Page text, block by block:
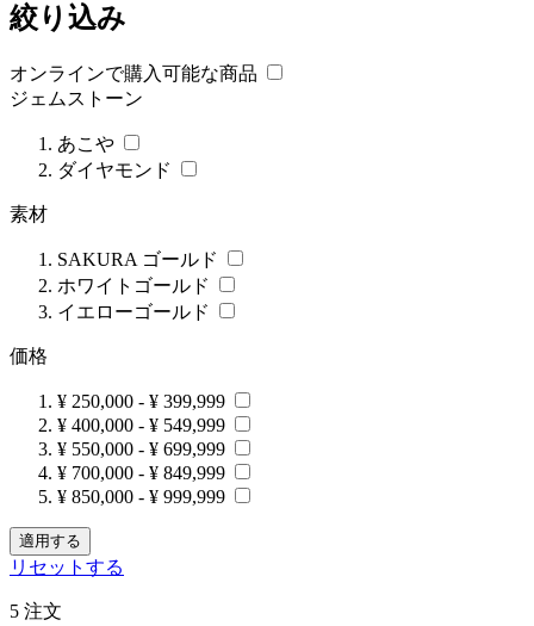
絞り込み
オンラインで購入可能な商品
ジェムストーン
あこや
ダイヤモンド
素材
SAKURA ゴールド
ホワイトゴールド
イエローゴールド
価格
¥ 250,000 - ¥ 399,999
¥ 400,000 - ¥ 549,999
¥ 550,000 - ¥ 699,999
¥ 700,000 - ¥ 849,999
¥ 850,000 - ¥ 999,999
適用する
リセットする
5 注文